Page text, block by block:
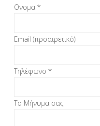
Ονομα *
Email (προαιρετικό)
Τηλέφωνο *
Το Μήνυμα σας